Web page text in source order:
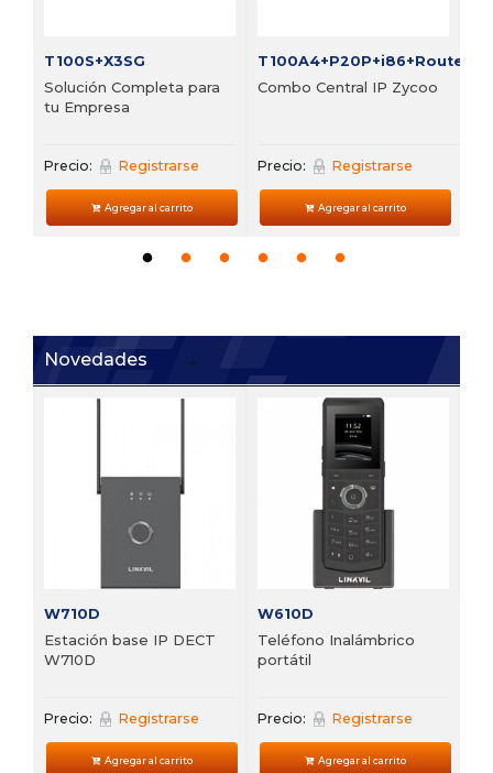
T100S+X3SG
Solución Completa para
tu Empresa
Precio: Registrarse
Agregar al carrito
T100A4+P20P+i86+Router
Combo Central IP Zycoo
Precio: Registrarse
Agregar al carrito
Novedades
W710D
Estación base IP DECT
W710D
Precio: Registrarse
Agregar al carrito
W610D
Teléfono Inalámbrico
portátil
Precio: Registrarse
Agregar al carrito